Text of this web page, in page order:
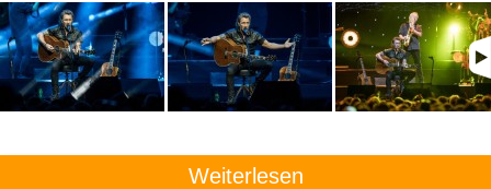
Weiterlesen